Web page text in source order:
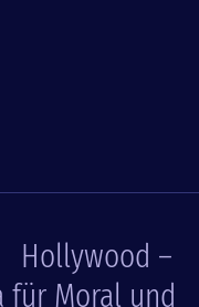
Hollywood –
für Moral und